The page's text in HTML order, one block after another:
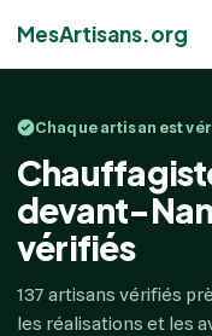
MesArtisans.org
Chaque artisan est
devant-
vérifiés
137 artisans vérifiés
les réalisations et les